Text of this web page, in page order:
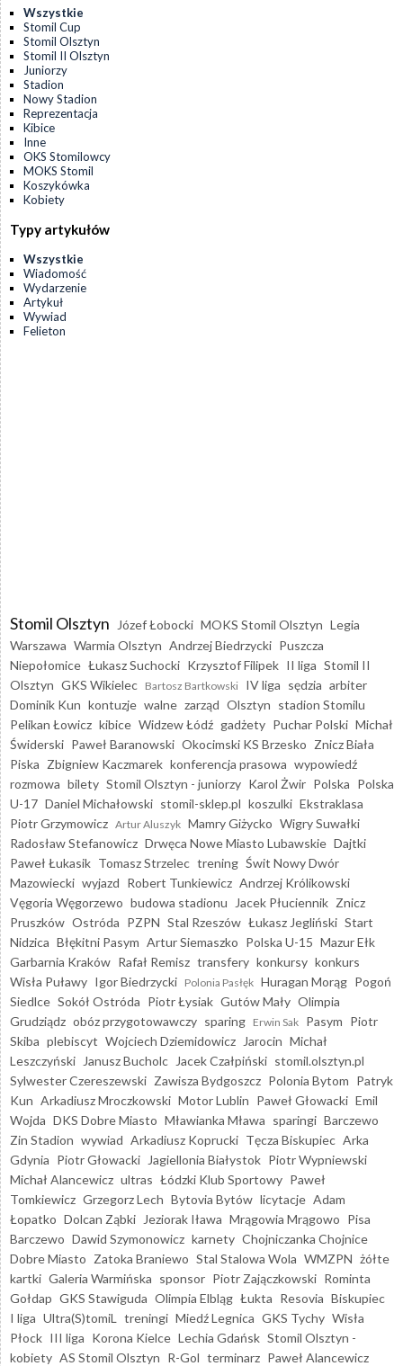
Wszystkie
Stomil Cup
Stomil Olsztyn
Stomil II Olsztyn
Juniorzy
Stadion
Nowy Stadion
Reprezentacja
Kibice
Inne
OKS Stomilowcy
MOKS Stomil
Koszykówka
Kobiety
Typy artykułów
Wszystkie
Wiadomość
Wydarzenie
Artykuł
Wywiad
Felieton
Stomil Olsztyn Józef Łobocki MOKS Stomil Olsztyn Legia
Warszawa Warmia Olsztyn Andrzej Biedrzycki Puszcza
Niepołomice Łukasz Suchocki Krzysztof Filipek II liga Stomil II
Olsztyn GKS Wikielec Bartosz Bartkowski IV liga sędzia arbiter
Dominik Kun kontuzje walne zarząd Olsztyn stadion Stomilu
Pelikan Łowicz kibice Widzew Łódź gadżety Puchar Polski Michał
Świderski Paweł Baranowski Okocimski KS Brzesko Znicz Biała
Piska Zbigniew Kaczmarek konferencja prasowa wypowiedź
rozmowa bilety Stomil Olsztyn - juniorzy Karol Żwir Polska Polska
U-17 Daniel Michałowski stomil-sklep.pl koszulki Ekstraklasa
Piotr Grzymowicz Artur Aluszyk Mamry Giżycko Wigry Suwałki
Radosław Stefanowicz Drwęca Nowe Miasto Lubawskie Dajtki
Paweł Łukasik Tomasz Strzelec trening Świt Nowy Dwór
Mazowiecki wyjazd Robert Tunkiewicz Andrzej Królikowski
Vęgoria Węgorzewo budowa stadionu Jacek Płuciennik Znicz
Pruszków Ostróda PZPN Stal Rzeszów Łukasz Jegliński Start
Nidzica Błękitni Pasym Artur Siemaszko Polska U-15 Mazur Ełk
Garbarnia Kraków Rafał Remisz transfery konkursy konkurs
Wisła Puławy Igor Biedrzycki Polonia Pasłęk Huragan Morąg Pogoń
Siedlce Sokół Ostróda Piotr Łysiak Gutów Mały Olimpia
Grudziądz obóz przygotowawczy sparing Erwin Sak Pasym Piotr
Skiba plebiscyt Wojciech Dziemidowicz Jarocin Michał
Leszczyński
Janusz Bucholc Jacek Czałpiński stomil.olsztyn.pl
Sylwester Czereszewski Zawisza Bydgoszcz Polonia Bytom Patryk
Kun Arkadiusz Mroczkowski Motor Lublin Paweł Głowacki Emil
Wojda DKS Dobre Miasto Mławianka Mława sparingi Barczewo
Zin Stadion wywiad Arkadiusz Koprucki Tęcza Biskupiec Arka
Gdynia Piotr Głowacki Jagiellonia Białystok Piotr Wypniewski
Michał Alancewicz ultras Łódzki Klub Sportowy Paweł
Tomkiewicz Grzegorz Lech Bytovia Bytów licytacje Adam
Łopatko Dolcan Ząbki Jeziorak Iława Mrągowia Mrągowo Pisa
Barczewo Dawid Szymonowicz karnety Chojniczanka Chojnice
Dobre Miasto Zatoka Braniewo Stal Stalowa Wola WMZPN żółte
kartki Galeria Warmińska sponsor Piotr Zajączkowski Rominta
Gołdap GKS Stawiguda Olimpia Elbląg Łukta Resovia Biskupiec
I liga Ultra(S)tomiL treningi Miedź Legnica GKS Tychy Wisła
Płock III liga Korona Kielce Lechia Gdańsk Stomil Olsztyn -
kobiety AS Stomil Olsztyn R-Gol terminarz Paweł Alancewicz